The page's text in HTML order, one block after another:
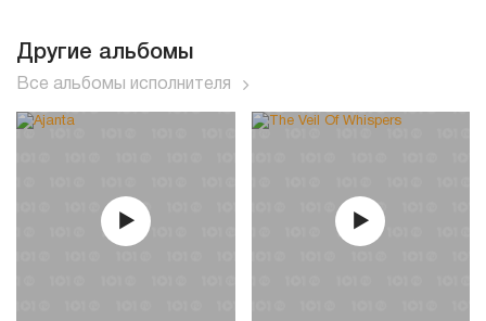
Другие альбомы
Все альбомы исполнителя